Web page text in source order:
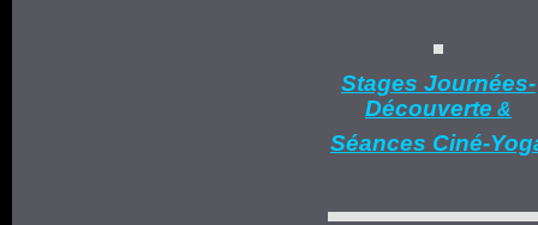
Stages Journées-
Découverte &
Séances Ciné-